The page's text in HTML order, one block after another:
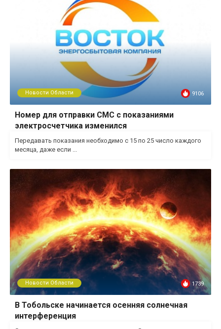
Новости Области 9106
Номер для отправки СМС с показаниями
электросчетчика изменился
Передавать показания необходимо с 15 по 25 число каждого
месяца, даже если ...
Новости Области 1739
В Тобольске начинается осенняя солнечная
интерференция